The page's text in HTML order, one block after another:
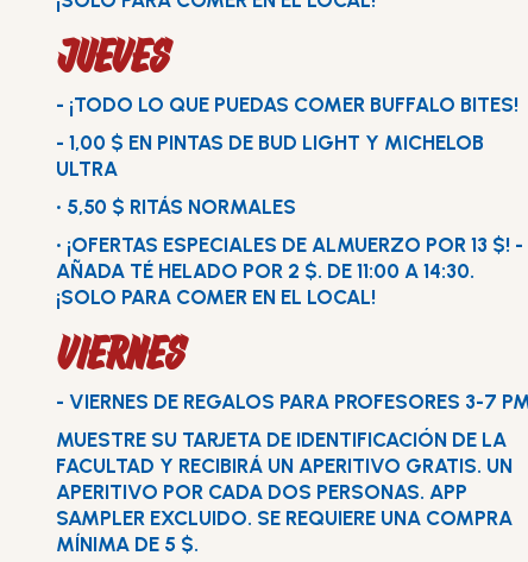
JUEVES
- ¡TODO LO QUE PUEDAS COMER BUFFALO BITES!
- 1,00 $ EN PINTAS DE BUD LIGHT Y MICHELOB
ULTRA
• 5,50 $ RITÁS NORMALES
• ¡OFERTAS ESPECIALES DE ALMUERZO POR 13 $! -
AÑADA TÉ HELADO POR 2 $. DE 11:00 A 14:30.
¡SOLO PARA COMER EN EL LOCAL!
VIERNES
- VIERNES DE REGALOS PARA PROFESORES 3-7
MUESTRE SU TARJETA DE IDENTIFICACIÓN DE LA
FACULTAD Y RECIBIRÁ UN APERITIVO GRATIS. UN
APERITIVO POR CADA DOS PERSONAS. APP
SAMPLER EXCLUIDO. SE REQUIERE UNA COMPRA
MÍNIMA DE 5 $.